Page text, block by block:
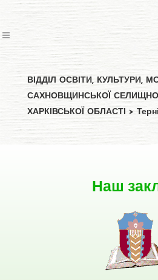
ВІДДІЛ ОСВІТИ, КУЛЬТУРИ,
САХНОВЩИНСЬКОЇ
ХАРКІВСЬКОЇ ОБЛАСТІ >
Наш